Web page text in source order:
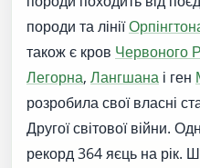
породи та лінії
також є кров Червоного
Легорна, Лангшана і ген
розробила свої власні
Другої світової війни.
рекорд 364 яєць на рік.